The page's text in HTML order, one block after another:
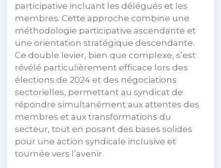
participative incluant les délégués et les
membres. Cette approche combine une
méthodologie participative ascendante et
une orientation stratégique descendante.
Ce double levier, bien que complexe, s’est
révélé particulièrement efficace lors des
élections de 2024 et des négociations
sectorielles, permettant au syndicat de
répondre simultanément aux attentes des
membres et aux transformations du
secteur, tout en posant des bases solides
pour une action syndicale inclusive et
tournée vers l’avenir.